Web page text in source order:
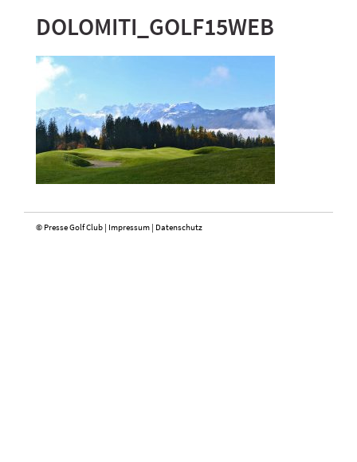
DOLOMITI_GOLF15WEB
© Presse Golf Club | Impressum | Datenschutz